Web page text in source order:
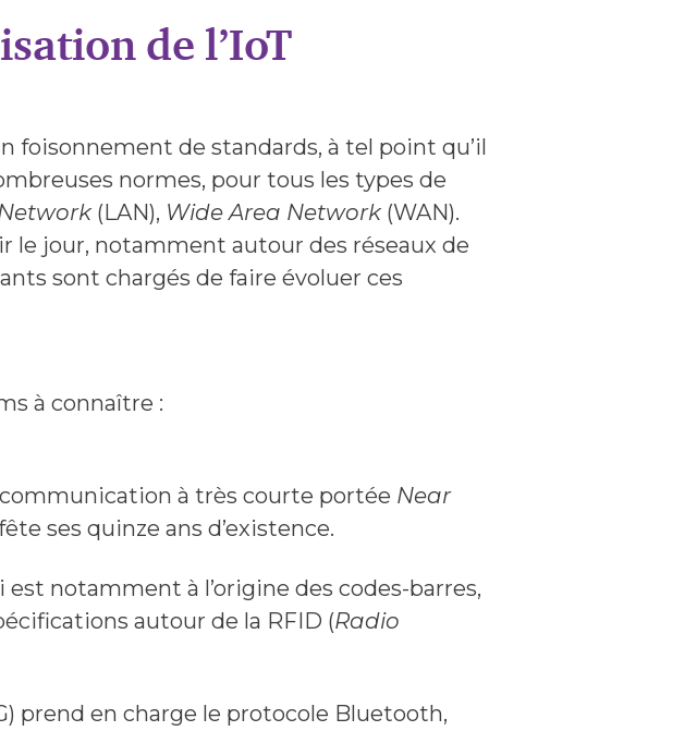
de l’IoT
foisonnement de standards, à tel point qu’il
normes, pour tous les types de
(LAN), Wide Area Network(WAN).
le jour, notamment autour des réseaux de
sont chargés de faire évoluer ces
à connaître :
communication à très courte portée Near
ses quinze ans d’existence.
est notamment à l’origine des codes-barres,
autour de la RFID (Radio
prend en charge le protocole Bluetooth,